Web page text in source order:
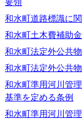
和水町道路標識に
和水町土木費補助
和水町法定外公共
和水町法定外公共
和水町準用河川管
基準を定める条例
和水町準用河川管